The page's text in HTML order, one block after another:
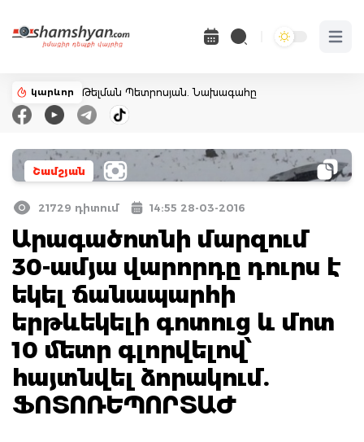
Open
կարևոր Թելման Պետրոսյան. Նախագահը
Շամշյան
21729 դիտում 14:55 28-03-2016
Արագածոտնի մարզում
30-ամյա վարորդը դուրս է
եկել ճանապարհի
երթևեկելի գոտուց և մոտ
10 մետր գլորվելով՝
հայտնվել ձորակում.
ՖՈՏՈՌԵՊՈՐՏԱԺ